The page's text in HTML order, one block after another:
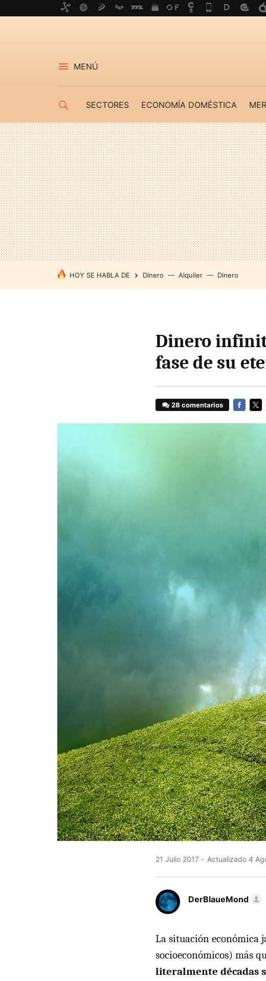
MENÚ
SECTORES ECONOMÍA DOMÉSTICA
HOY SE HABLA DE Dinero Alquiler Dinero
Dinero
fase de su
28 comentarios
21 Julio 2017 Actualizado 4
DerBlaueMond
La situación económica
socioeconómicos) más
literalmente décadas